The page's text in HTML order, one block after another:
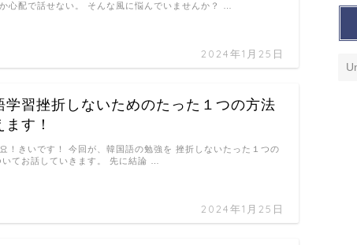
2024年1月25日
心配で話せない。 そんな風に悩んでいませんか？ …
学習挫折しないためのたった１つの方法
ます！
2024年1月25日
！きいです！ 今回が、韓国語の勉強を 挫折しないたった１つの
てお話していきます。 先に結論 …